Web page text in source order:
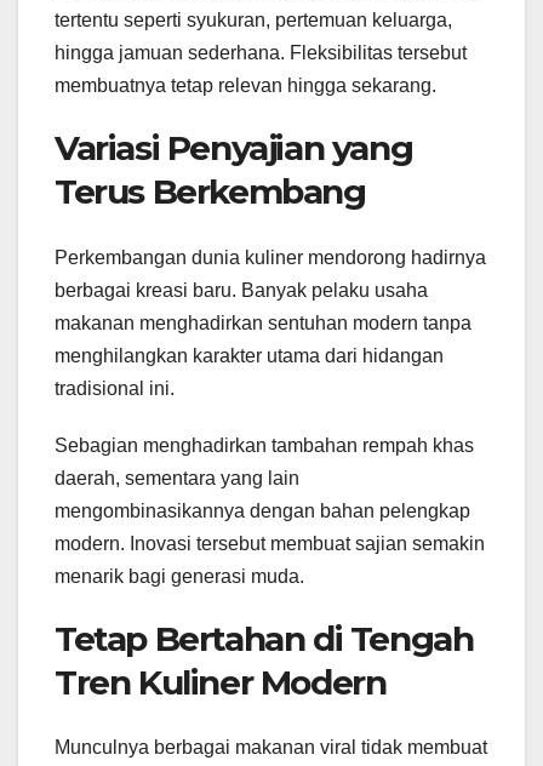
tertentu seperti syukuran, pertemuan keluarga,
hingga jamuan sederhana. Fleksibilitas tersebut
membuatnya tetap relevan hingga sekarang.
Variasi Penyajian yang
Terus Berkembang
Perkembangan dunia kuliner mendorong hadirnya
berbagai kreasi baru. Banyak pelaku usaha
makanan menghadirkan sentuhan modern tanpa
menghilangkan karakter utama dari hidangan
tradisional ini.
Sebagian menghadirkan tambahan rempah khas
daerah, sementara yang lain
mengombinasikannya dengan bahan pelengkap
modern. Inovasi tersebut membuat sajian semakin
menarik bagi generasi muda.
Tetap Bertahan di Tengah
Tren Kuliner Modern
Munculnya berbagai makanan viral tidak membuat